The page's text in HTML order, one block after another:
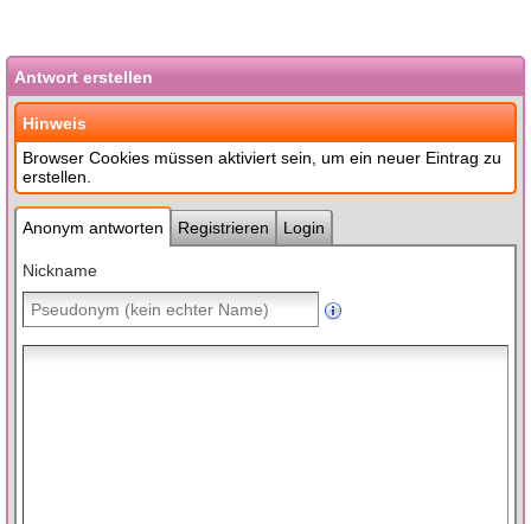
Antwort erstellen
Hinweis
Browser Cookies müssen aktiviert sein, um ein neuer Eintrag zu
erstellen.
Anonym antworten Registrieren Login
Nickname